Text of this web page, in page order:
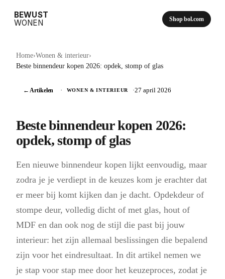
BEWUST
WONEN
Shop bol.com
Home›Wonen & interieur›
Beste binnendeur kopen 2026: opdek, stomp of glas
← Artikelen · WONEN & INTERIEUR ·27 april 2026
Beste binnendeur kopen 2026:
opdek, stomp of glas
Een nieuwe binnendeur kopen lijkt eenvoudig, maar
zodra je je verdiept in de keuzes kom je erachter dat
er meer bij komt kijken dan je dacht. Opdekdeur of
stompe deur, volledig dicht of met glas, hout of
MDF en dan ook nog de stijl die past bij jouw
interieur: het zijn allemaal beslissingen die bepalend
zijn voor het eindresultaat. In dit artikel nemen we
je stap voor stap mee door het keuzeproces, zodat je